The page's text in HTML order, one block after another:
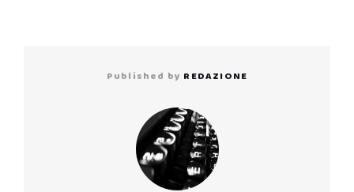
Published by REDAZIONE